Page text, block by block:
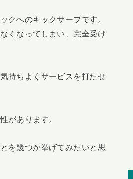
クへのキックサーブです。
くなってしまい、完全受け
持ちよくサービスを打たせ
があります。
を幾つか挙げてみたいと思